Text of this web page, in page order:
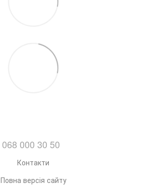
068 000 30 50
Контакти
Повна версія сайту